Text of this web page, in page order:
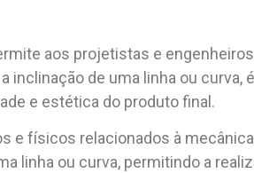
aos projetistas e
inclinação de uma linha ou curva,
e estética do produto final.
e físicos relacionados à
linha ou curva, permitindo a